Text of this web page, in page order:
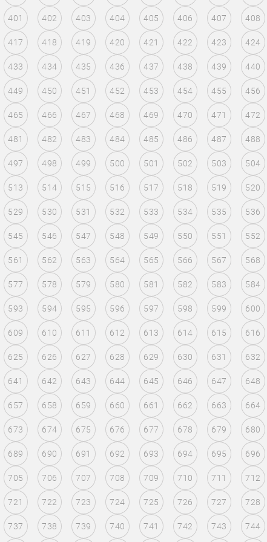
401 402 403 404 405 406 407 408
417 418 419 420 421 422 423 424
433 434 435 436 437 438 439 440
449 450 451 452 453 454 455 456
465 466 467 468 469 470 471 472
481 482 483 484 485 486 487 488
497 498 499 500 501 502 503 504
513 514 515 516 517 518 519 520
529 530 531 532 533 534 535 536
545 546 547 548 549 550 551 552
561 562 563 564 565 566 567 568
577 578 579 580 581 582 583 584
593 594 595 596 597 598 599 600
609 610 611 612 613 614 615 616
625 626 627 628 629 630 631 632
641 642 643 644 645 646 647 648
657 658 659 660 661 662 663 664
673 674 675 676 677 678 679 680
689 690 691 692 693 694 695 696
705 706 707 708 709 710 711 712
721 722 723 724 725 726 727 728
737 738 739 740 741 742 743 744